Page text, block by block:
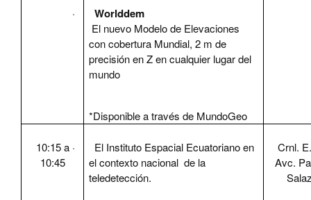
· Worlddem
El nuevo Modelo de Elevaciones
con cobertura Mundial, 2 m de
precisión en Z en cualquier lugar del
mundo
*Disponible a través de MundoGeo
10:15 a
10:45
·
El Instituto Espacial Ecuatoriano en
el contexto nacional de la
teledetección.
Crnl.
Avc.